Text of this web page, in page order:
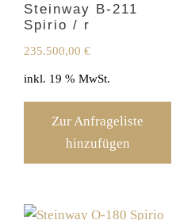
Steinway B-211
Spirio / r
235.500,00 €
inkl. 19 % MwSt.
Zur Anfrageliste
hinzufügen